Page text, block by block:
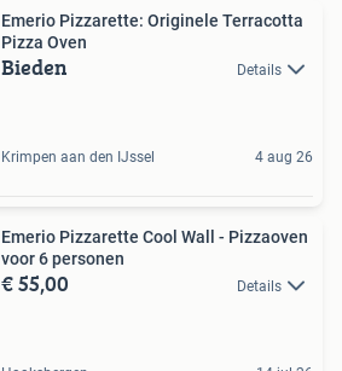
Emerio Pizzarette: Originele Terracotta
Pizza Oven
Bieden Details
Krimpen aan den IJssel 4 aug 26
Emerio Pizzarette Cool Wall - Pizzaoven
voor 6 personen
€ 55,00 Details